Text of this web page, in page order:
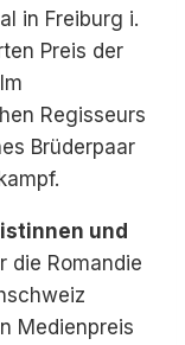
in Freiburg i.
Preis der
Regisseurs
Brüderpaar
und
die Romandie
Medienpreis